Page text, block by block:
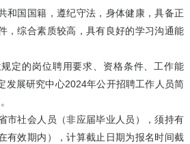
国国籍，遵纪守法，身体健康，具备正
，综合素质较高，具有良好的学习沟通能
的岗位聘用要求、资格条件、工作能
发展研究中心2024年公开招聘工作人员简
社会人员（非应届毕业人员），须持有
有效期内），计算截止日期为报名时间截